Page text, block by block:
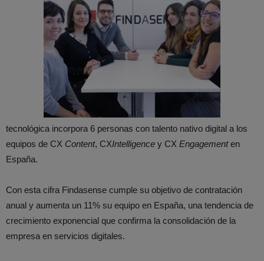
tecnológica incorpora 6 personas con talento nativo digital a los
equipos de CX Content, CXIntelligence y CX Engagementen
España.
Con esta cifra Findasense cumple su objetivo de contratación
anual y aumenta un 11% su equipo en España, una tendencia de
crecimiento exponencial que confirma la consolidación de la
empresa en servicios digitales.